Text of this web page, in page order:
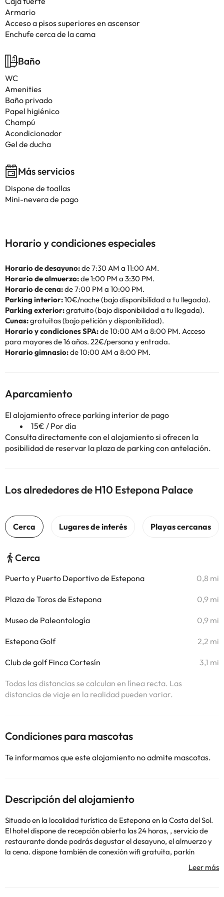
Armario
Acceso a pisos superiores en ascensor
Enchufe cerca de la cama
Baño
WC
Amenities
Baño privado
Papel higiénico
Champú
Acondicionador
Gel de ducha
Más servicios
Dispone de toallas
Mini-nevera de pago
Horario y condiciones especiales
Horario de desayuno:de 7:30 AM a 11:00 AM.
Horario de almuerzo:de 1:00 PM a 3:30 PM.
Horario de cena:de 7:00 PM a 10:00 PM.
Parking interior:10€/noche (bajo disponibilidad a tu llegada).
Parking exterior:gratuito (bajo disponibilidad a tu llegada).
Cunas:gratuitas (bajo petición y disponibilidad).
Horario y condiciones SPA:de 10:00 AM a 8:00 PM. Acceso
para mayores de 16 años. 22€/persona y entrada.
Horario gimnasio:de 10:00 AM a 8:00 PM.
Aparcamiento
El alojamiento ofrece parking interior de pago
15€ / Por día
Consulta directamente con el alojamiento si ofrecen la
posibilidad de reservar la plaza de parking con antelación.
Los alrededores de H10 Estepona Palace
Cerca
Puerto y Puerto Deportivo de Estepona 0,8 mi
Plaza de Toros de Estepona 0,9 mi
Museo de Paleontología 0,9 mi
Estepona Golf 2,2 mi
Club de golf Finca Cortesín 3,1 mi
Todas las distancias se calculan en línea recta. Las
distancias de viaje en la realidad pueden variar.
Condiciones para mascotas
Te informamos que este alojamiento no admite mascotas.
Descripción del alojamiento
Situado en la localidad turística de Estepona en la Costa del Sol.
El hotel dispone de recepción abierta las 24 horas, , servicio de
restaurante donde podrás degustar el desayuno, el almuerzo y
la cena. dispone también de conexión wifi gratuita, parkin
interior (de pago) y parking exterior. Podrás disfrutar del centro
de fitness donde encontrarás un gimnasio, zona de SPA y